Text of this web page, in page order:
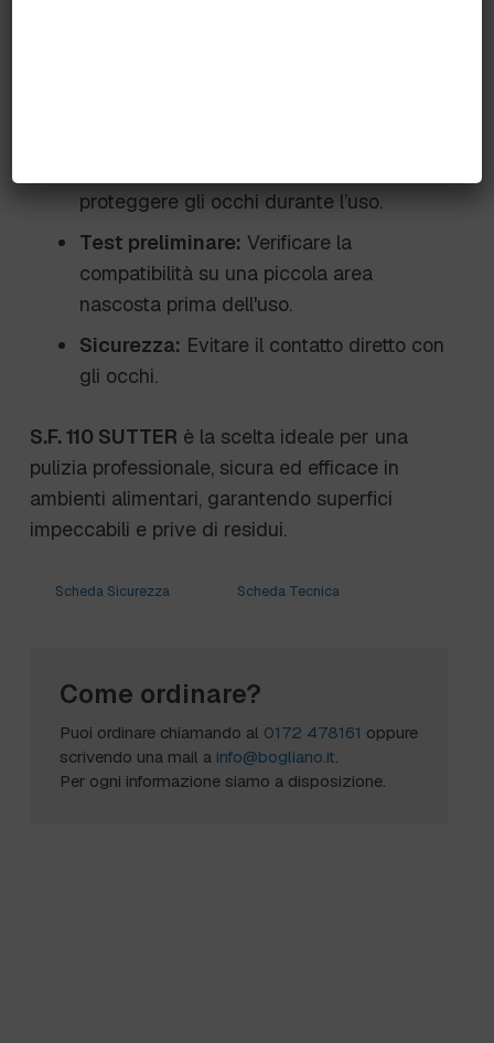
proteggere gli occhi durante l’uso.
Test preliminare: Verificare la
compatibilità su una piccola area
nascosta prima dell'uso.
Sicurezza: Evitare il contatto diretto con
gli occhi.
S.F. 110 SUTTER è la scelta ideale per una
pulizia professionale, sicura ed efficace in
ambienti alimentari, garantendo superfici
impeccabili e prive di residui.
Scheda Sicurezza Scheda Tecnica
Come ordinare?
Puoi ordinare chiamando al 0172 478161 oppure
scrivendo una mail a info@bogliano.it.
Per ogni informazione siamo a disposizione.